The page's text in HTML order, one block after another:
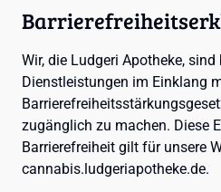
Wir, die Ludgeri Apotheke,
Dienstleistungen im Einklang
zugänglich zu machen. Diese
Barrierefreiheit gilt für unsere
cannabis.ludgeriapotheke.de.